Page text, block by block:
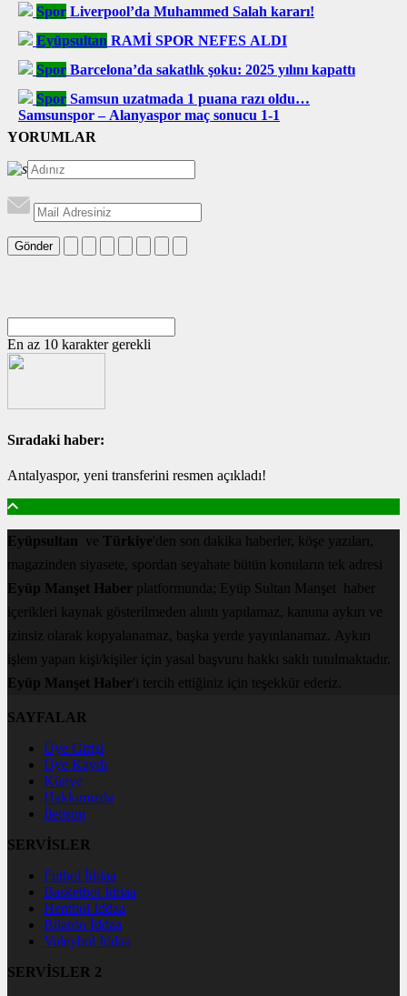
Spor Liverpool’da Muhammed Salah kararı!
Eyüpsultan RAMİ SPOR NEFES ALDI
Spor Barcelona’da sakatlık şoku: 2025 yılını kapattı
Spor Samsun uzatmada 1 puana razı oldu…
Samsunspor – Alanyaspor maç sonucu 1-1
YORUMLAR
Gönder
En az 10 karakter gerekli
Sıradaki haber:
Antalyaspor, yeni transferini resmen açıkladı!
Eyüpsultan ve Türkiye'den son dakika haberler, köşe yazıları,
magazinden siyasete, spordan seyahate bütün konuların tek adresi
Eyüp Manşet Haber platformunda; Eyüp Sultan Manşet haber
içerikleri kaynak gösterilmeden alıntı yapılamaz, kanuna aykırı ve
izinsiz olarak kopyalanamaz, başka yerde yayınlanamaz. Aykırı
işlem yapan kişi/kişiler için yasal başvuru hakkı saklı tutulmaktadır.
Eyüp Manşet Haber'i tercih ettiğiniz için teşekkür ederiz.
SAYFALAR
Üye Girişi
Üye Kaydı
Künye
Hakkımızda
İletişim
SERVİSLER
Futbol İddaa
Basketbol İddaa
Hentbol İddaa
Bilardo İddaa
Voleybol İddaa
SERVİSLER 2